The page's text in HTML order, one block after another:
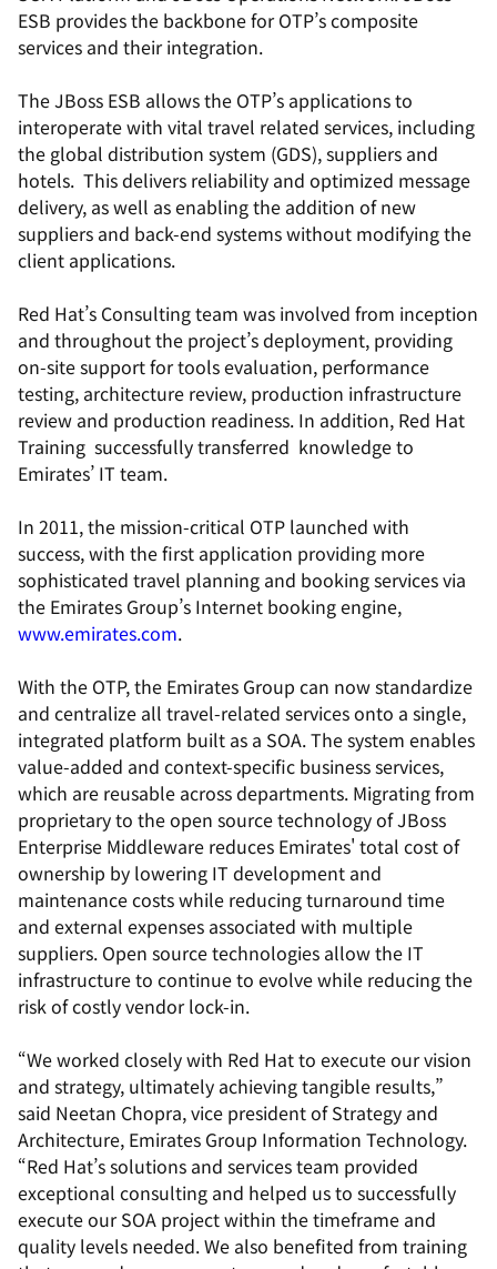
ESB provides the backbone for OTP’s composite
services and their integration.
The JBoss ESB allows the OTP’s applications to
interoperate with vital travel related services, including
the global distribution system (GDS), suppliers and
hotels. This delivers reliability and optimized message
delivery, as well as enabling the addition of new
suppliers and back-end systems without modifying the
client applications.
Red Hat’s Consulting team was involved from inception
and throughout the project’s deployment, providing
on-site support for tools evaluation, performance
testing, architecture review, production infrastructure
review and production readiness. In addition, Red Hat
Training successfully transferred knowledge to
Emirates’ IT team.
In 2011, the mission-critical OTP launched with
success, with the first application providing more
sophisticated travel planning and booking services via
the Emirates Group’s Internet booking engine,
www.emirates.com.
With the OTP, the Emirates Group can now standardize
and centralize all travel-related services onto a single,
integrated platform built as a SOA. The system enables
value-added and context-specific business services,
which are reusable across departments. Migrating from
proprietary to the open source technology of JBoss
Enterprise Middleware reduces Emirates' total cost of
ownership by lowering IT development and
maintenance costs while reducing turnaround time
and external expenses associated with multiple
suppliers. Open source technologies allow the IT
infrastructure to continue to evolve while reducing the
risk of costly vendor lock-in.
“We worked closely with Red Hat to execute our vision
and strategy, ultimately achieving tangible results,”
said Neetan Chopra, vice president of Strategy and
Architecture, Emirates Group Information Technology.
“Red Hat’s solutions and services team provided
exceptional consulting and helped us to successfully
execute our SOA project within the timeframe and
quality levels needed. We also benefited from training